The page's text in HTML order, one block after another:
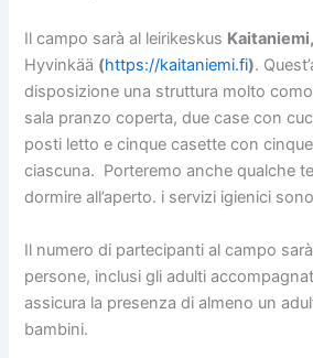
Il campo sarà al leirikeskus Kaitaniemi,
Hyvinkää (https://kaitaniemi.fi).
disposizione una struttura molto
sala pranzo coperta, due case con
posti letto e cinque casette con
ciascuna. Porteremo anche qualche
dormire all’aperto. i servizi igienici
Il numero di partecipanti al campo
persone, inclusi gli adulti
assicura la presenza di almeno un
bambini.